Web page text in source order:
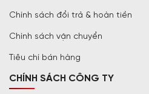
Chính sách đổi trả & hoàn tiền
Chính sách vận chuyển
Tiêu chí bán hàng
CHÍNH SÁCH CÔNG TY